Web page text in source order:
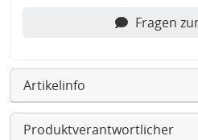
Fragen
Artikelinfo
Produktverantwortlicher